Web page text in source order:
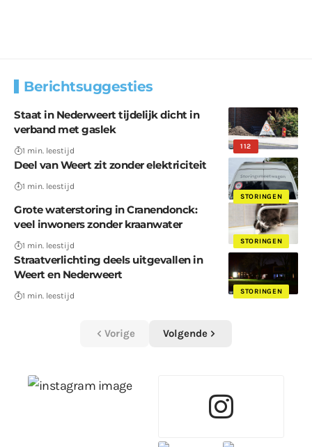
Berichtsuggesties
112
Staat in Nederweert tijdelijk dicht in
verband met gaslek
1 min. leestijd
STORINGEN
Deel van Weert zit zonder elektriciteit
1 min. leestijd
STORINGEN
Grote waterstoring in Cranendonck:
veel inwoners zonder kraanwater
1 min. leestijd
STORINGEN
Straatverlichting deels uitgevallen in
Weert en Nederweert
1 min. leestijd
Vorige Volgende